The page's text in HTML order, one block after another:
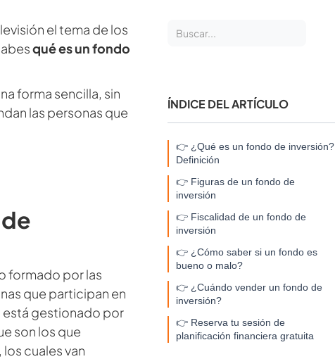
el tema de los
qué es un fondo
forma sencilla, sin
las personas que
formado por las
que participan en
está gestionado por
son los que
cuales van
ÍNDICE DEL ARTÍCULO
👉 ¿Qué es un fondo de inversión?
Definición
👉 Figuras de un fondo de
inversión
👉 Fiscalidad de un fondo de
inversión
👉 ¿Cómo saber si un fondo es
bueno o malo?
👉 ¿Cuándo vender un fondo de
inversión?
👉 Reserva tu sesión de
planificación financiera gratuita